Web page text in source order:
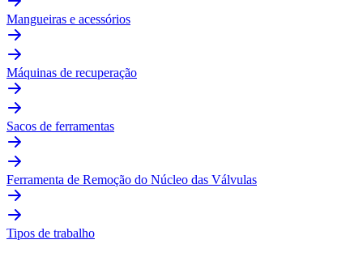
Mangueiras e acessórios
Máquinas de recuperação
Sacos de ferramentas
Ferramenta de Remoção do Núcleo das Válvulas
Tipos de trabalho